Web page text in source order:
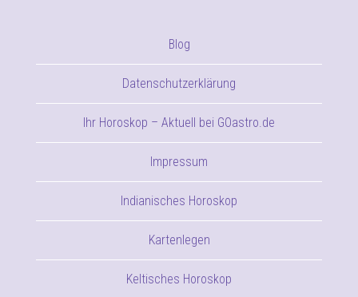
Blog
Datenschutzerklärung
Ihr Horoskop – Aktuell bei GOastro.de
Impressum
Indianisches Horoskop
Kartenlegen
Keltisches Horoskop